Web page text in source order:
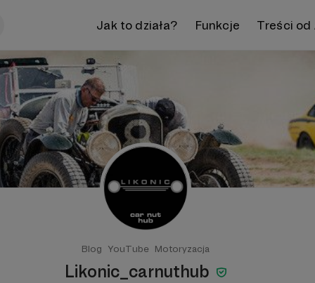
Jak to działa? Funkcje Treści od
Blog YouTube Motoryzacja
Likonic_carnuthub